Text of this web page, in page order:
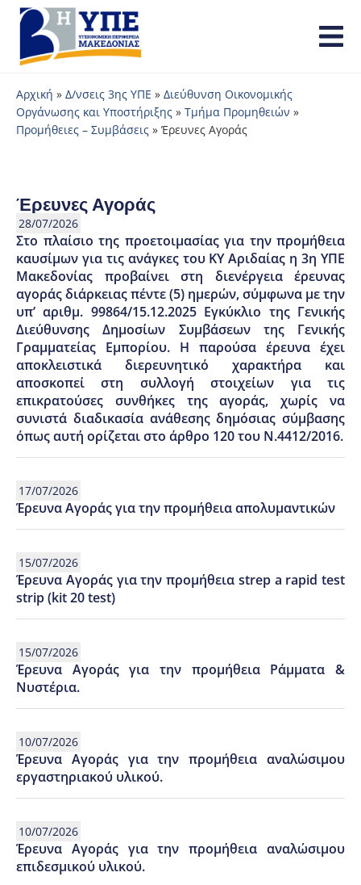
Αρχική » Δ/νσεις 3ης ΥΠΕ » Διεύθυνση Οικονομικής
Οργάνωσης και Υποστήριξης » Τμήμα Προμηθειών »
Προμήθειες – Συμβάσεις » Έρευνες Αγοράς
Έρευνες Αγοράς
28/07/2026
Στο πλαίσιο της προετοιμασίας για την προμήθεια
καυσίμων για τις ανάγκες του ΚΥ Αριδαίας η 3η ΥΠΕ
Μακεδονίας προβαίνει στη διενέργεια έρευνας
αγοράς διάρκειας πέντε (5) ημερών, σύμφωνα με την
υπ’ αριθμ. 99864/15.12.2025 Εγκύκλιο της Γενικής
Διεύθυνσης Δημοσίων Συμβάσεων της Γενικής
Γραμματείας Εμπορίου. Η παρούσα έρευνα έχει
αποκλειστικά διερευνητικό χαρακτήρα και
αποσκοπεί στη συλλογή στοιχείων για τις
επικρατούσες συνθήκες της αγοράς, χωρίς να
συνιστά διαδικασία ανάθεσης δημόσιας σύμβασης
όπως αυτή ορίζεται στο άρθρο 120 του Ν.4412/2016.
17/07/2026
Έρευνα Αγοράς για την προμήθεια απολυμαντικών
15/07/2026
Έρευνα Αγοράς για την προμήθεια strep a rapid test
strip (kit 20 test)
15/07/2026
Έρευνα Αγοράς για την προμήθεια Ράμματα &
Νυστέρια.
10/07/2026
Έρευνα Αγοράς για την προμήθεια αναλώσιμου
εργαστηριακού υλικού.
10/07/2026
Έρευνα Αγοράς για την προμήθεια αναλώσιμου
επιδεσμικού υλικού.